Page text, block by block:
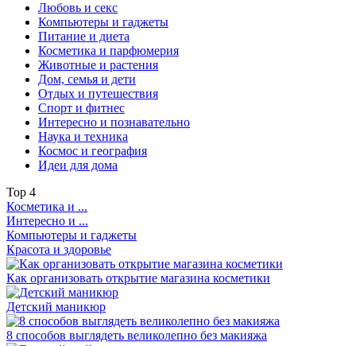
Любовь и секс
Компьютеры и гаджеты
Питание и диета
Косметика и парфюмерия
Животные и растения
Дом, семья и дети
Отдых и путешествия
Спорт и фитнес
Интересно и познавательно
Наука и техника
Космос и география
Идеи для дома
Top 4
Косметика и ...
Интересно и ...
Компьютеры и гаджеты
Красота и здоровье
Как организовать открытие магазина косметики
Детский маникюр
8 способов выглядеть великолепно без макияжа